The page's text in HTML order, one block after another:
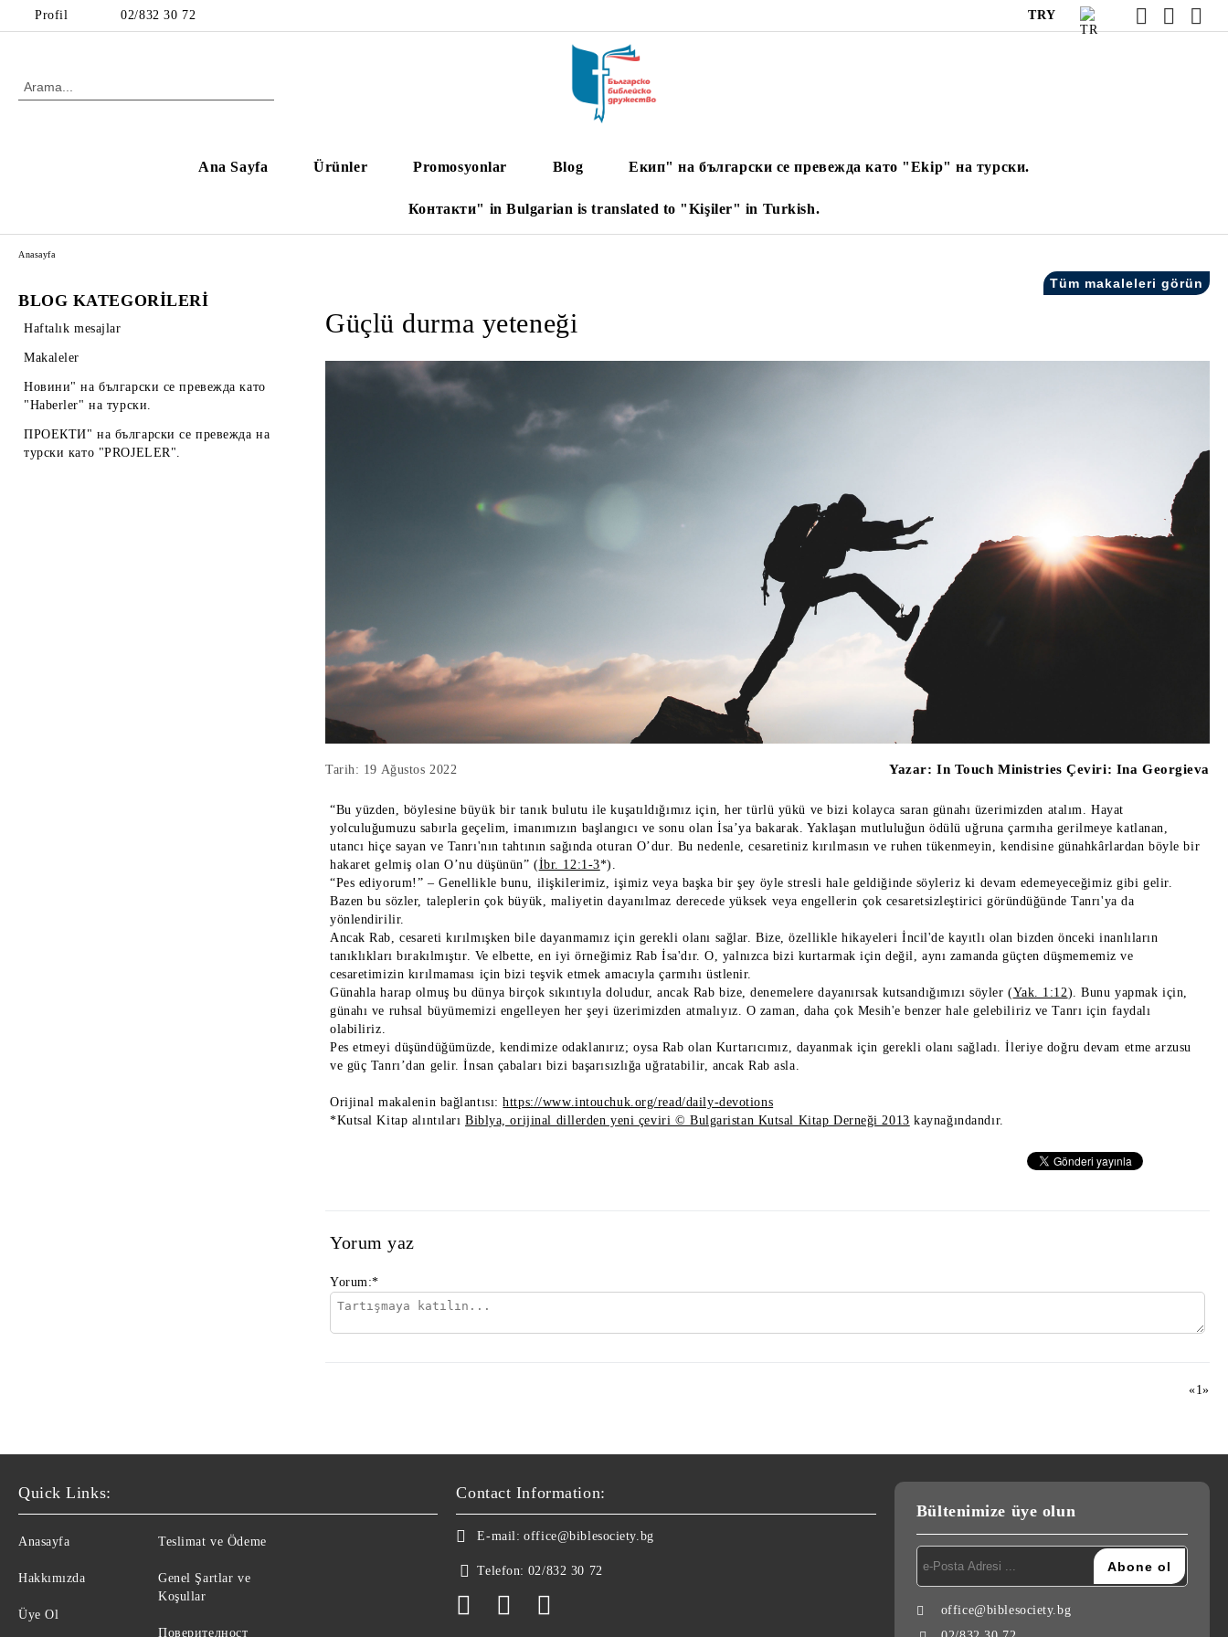
Profil 02/832 30 72 TRY
Ana Sayfa Ürünler Promosyonlar Blog Екип" на български се превежда като "Ekip" на турски.
Контакти" in Bulgarian is translated to "Kişiler" in Turkish.
BLOG KATEGORİLERİ
Haftalık mesajlar
Makaleler
Новини" на български се превежда като
"Haberler" на турски.
ПРОЕКТИ" на български се превежда на
турски като "PROJELER".
Anasayfa
Tüm makaleleri görün
Güçlü durma yeteneği
Tarih: 19 Ağustos 2022 Yazar: In Touch Ministries Çeviri: Ina Georgieva
“Bu yüzden, böylesine büyük bir tanık bulutu ile kuşatıldığımız için, her türlü yükü ve bizi kolayca saran günahı üzerimizden atalım. Hayat
yolculuğumuzu sabırla geçelim, imanımızın başlangıcı ve sonu olan İsa’ya bakarak. Yaklaşan mutluluğun ödülü uğruna çarmıha gerilmeye katlanan,
utancı hiçe sayan ve Tanrı'nın tahtının sağında oturan O’dur. Bu nedenle, cesaretiniz kırılmasın ve ruhen tükenmeyin, kendisine günahkârlardan böyle bir
hakaret gelmiş olan O’nu düşünün” (İbr. 12:1-3*).
“Pes ediyorum!” – Genellikle bunu, ilişkilerimiz, işimiz veya başka bir şey öyle stresli hale geldiğinde söyleriz ki devam edemeyeceğimiz gibi gelir.
Bazen bu sözler, taleplerin çok büyük, maliyetin dayanılmaz derecede yüksek veya engellerin çok cesaretsizleştirici göründüğünde Tanrı'ya da
yönlendirilir.
Ancak Rab, cesareti kırılmışken bile dayanmamız için gerekli olanı sağlar. Bize, özellikle hikayeleri İncil'de kayıtlı olan bizden önceki inanlıların
tanıklıkları bırakılmıştır. Ve elbette, en iyi örneğimiz Rab İsa'dır. O, yalnızca bizi kurtarmak için değil, aynı zamanda güçten düşmememiz ve
cesaretimizin kırılmaması için bizi teşvik etmek amacıyla çarmıhı üstlenir.
Günahla harap olmuş bu dünya birçok sıkıntıyla doludur, ancak Rab bize, denemelere dayanırsak kutsandığımızı söyler (Yak. 1:12). Bunu yapmak için,
günahı ve ruhsal büyümemizi engelleyen her şeyi üzerimizden atmalıyız. O zaman, daha çok Mesih'e benzer hale gelebiliriz ve Tanrı için faydalı
olabiliriz.
Pes etmeyi düşündüğümüzde, kendimize odaklanırız; oysa Rab olan Kurtarıcımız, dayanmak için gerekli olanı sağladı. İleriye doğru devam etme arzusu
ve güç Tanrı’dan gelir. İnsan çabaları bizi başarısızlığa uğratabilir, ancak Rab asla.
Orijinal makalenin bağlantısı:https://www.intouchuk.org/read/daily-devotions
*Kutsal Kitap alıntıları Biblya, orijinal dillerden yeni çeviri © Bulgaristan Kutsal Kitap Derneği 2013 kaynağındandır.
Yorum yaz
Yorum:*
«1»
Quick Links:
Anasayfa
Hakkımızda
Üye Ol
Teslimat ve Ödeme
Genel Şartlar ve
Koşullar
Поверителност
Contact Information:
E-mail: office@biblesociety.bg
Telefon: 02/832 30 72
Bültenimize üye olun
office@biblesociety.bg